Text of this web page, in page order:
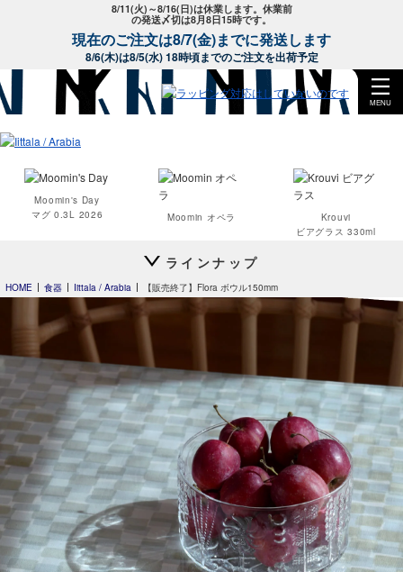
8/11(火)～8/16(日)は休業します。休業前
の発送〆切は8月8日15時です。
現在のご注文は8/7(金)までに発送します
8/6(木)は8/5(水) 18時頃までのご注文を出荷予定
MENU
Moomin's Day
マグ 0.3L 2026
Moomin オペラ
Krouvi
ビアグラス 330ml
Teema
プレート 12cm
Teema
プレート 15cm
Teema
Teema
スクエアプレート12×12
cm
ラインナップ
HOME 食器 Iittala / Arabia 【販売終了】Flora ボウル150mm